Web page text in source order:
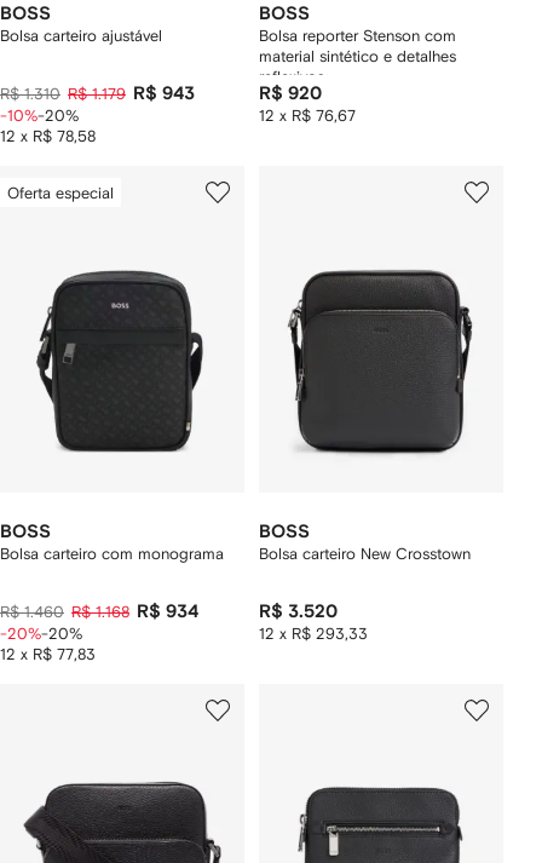
BOSS
Bolsa carteiro ajustável
R$ 1.310 R$ 1.179 R$ 943
12 x R$ 78,58
-10%-20%
BOSS
Bolsa reporter Stenson com
material sintético e detalhes
reflexivos
R$ 920
12 x R$ 76,67
Oferta especial
BOSS
Bolsa carteiro com monograma
R$ 1.460 R$ 1.168 R$ 934
12 x R$ 77,83
-20%-20%
BOSS
Bolsa carteiro New Crosstown
R$ 3.520
12 x R$ 293,33